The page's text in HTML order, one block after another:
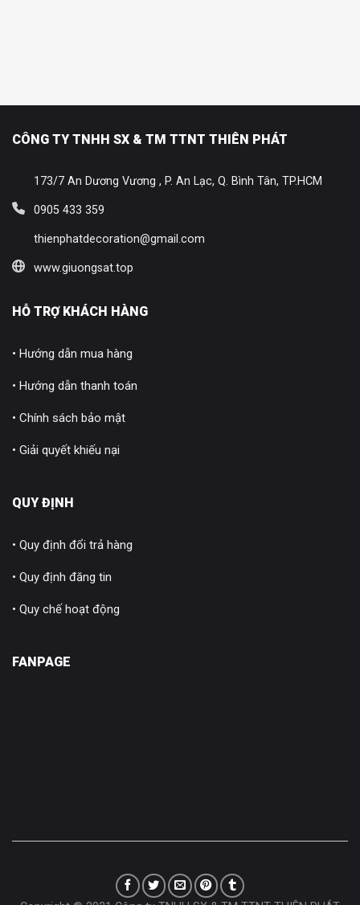
CÔNG TY TNHH SX & TM TTNT THIÊN PHÁT
173/7 An Dương Vương , P. An Lạc, Q. Bình Tân, TP.HCM
0905 433 359
thienphatdecoration@gmail.com
www.giuongsat.top
HỖ TRỢ KHÁCH HÀNG
• Hướng dẫn mua hàng
• Hướng dẫn thanh toán
• Chính sách bảo mật
• Giải quyết khiếu nại
QUY ĐỊNH
• Quy định đổi trả hàng
• Quy định đăng tin
• Quy chế hoạt động
FANPAGE